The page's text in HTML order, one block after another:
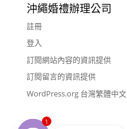
沖繩婚禮辦理公司
註冊
登入
訂閱網站內容的資訊提供
訂閱留言的資訊提供
WordPress.org 台灣繁體中文
1